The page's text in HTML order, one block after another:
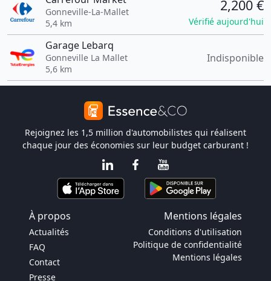
Gonneville-La-Mallet
5,4 km
2,200 €
Vérifié aujourd'hui
Garage Lebarq
Gonneville La Mallet
5,6 km
Indisponible
Rejoignez les 1,5 million d'automobilistes qui réalisent
chaque jour des économies sur leur budget carburant !
À propos Mentions légales
Actualités
FAQ
Contact
Presse
Conditions d'utilisation
Politique de confidentialité
Mentions légales